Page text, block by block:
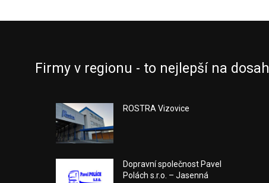
Firmy v regionu - to nejlepší na dosah
ROSTRA Vizovice
Dopravní společnost Pavel
Polách s.r.o. – Jasenná